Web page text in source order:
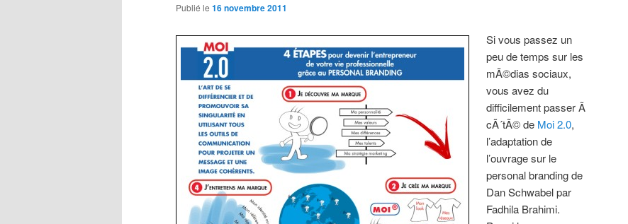
Publié le 16 novembre 2011
Si vous passez un
peu de temps sur les
mÃ©dias sociaux,
vous avez du
difficilement passer Ã
cÃ´tÃ© de Moi 2.0,
l’adaptation de
l’ouvrage sur le
personal branding de
Dan Schwabel par
Fadhila Brahimi.